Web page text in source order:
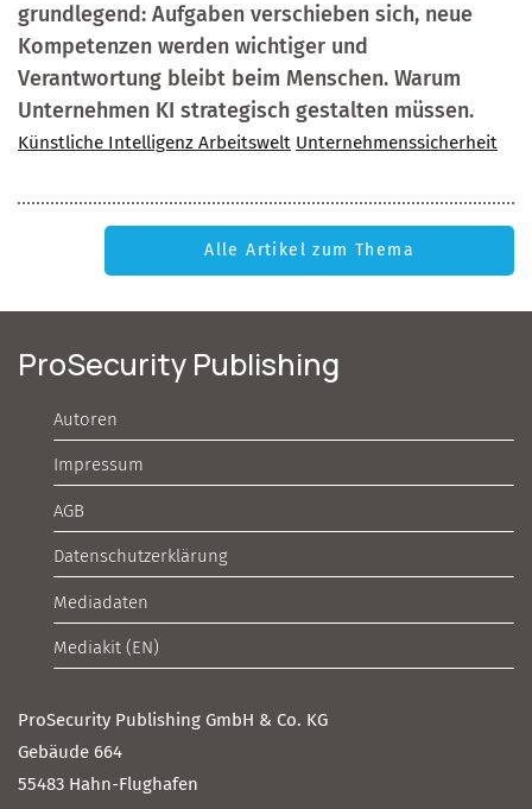
grundlegend: Aufgaben verschieben sich, neue
Kompetenzen werden wichtiger und
Verantwortung bleibt beim Menschen. Warum
Unternehmen KI strategisch gestalten müssen.
Künstliche Intelligenz Arbeitswelt Unternehmenssicherheit
Alle Artikel zum Thema
ProSecurity Publishing
Autoren
Impressum
AGB
Datenschutzerklärung
Mediadaten
Mediakit (EN)
ProSecurity Publishing GmbH & Co. KG
Gebäude 664
55483 Hahn-Flughafen